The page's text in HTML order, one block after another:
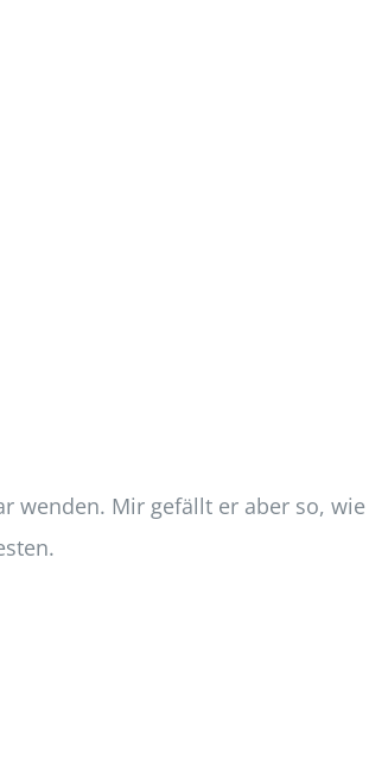
wenden. Mir gefällt er aber so, wie